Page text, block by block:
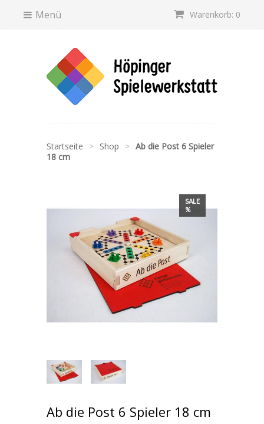
Warenkorb: 0
Menü
Startseite > Shop > Ab die Post 6 Spieler
18 cm
SALE
%
Ab die Post 6 Spieler 18 cm